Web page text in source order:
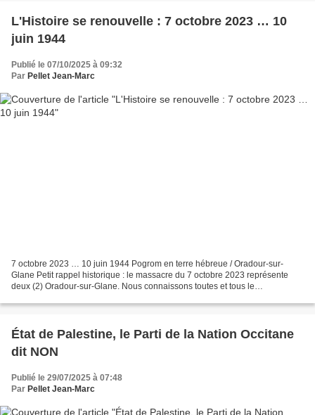
L'Histoire se renouvelle : 7 octobre 2023 … 10
juin 1944
Publié le 07/10/2025 à 09:32
Par Pellet Jean-Marc
7 octobre 2023 … 10 juin 1944 Pogrom en terre hébreue / Oradour-sur-
Glane Petit rappel historique : le massacre du 7 octobre 2023 représente
deux (2) Oradour-sur-Glane. Nous connaissons toutes et tous le
État de Palestine, le Parti de la Nation Occitane
dit NON
Publié le 29/07/2025 à 07:48
Par Pellet Jean-Marc